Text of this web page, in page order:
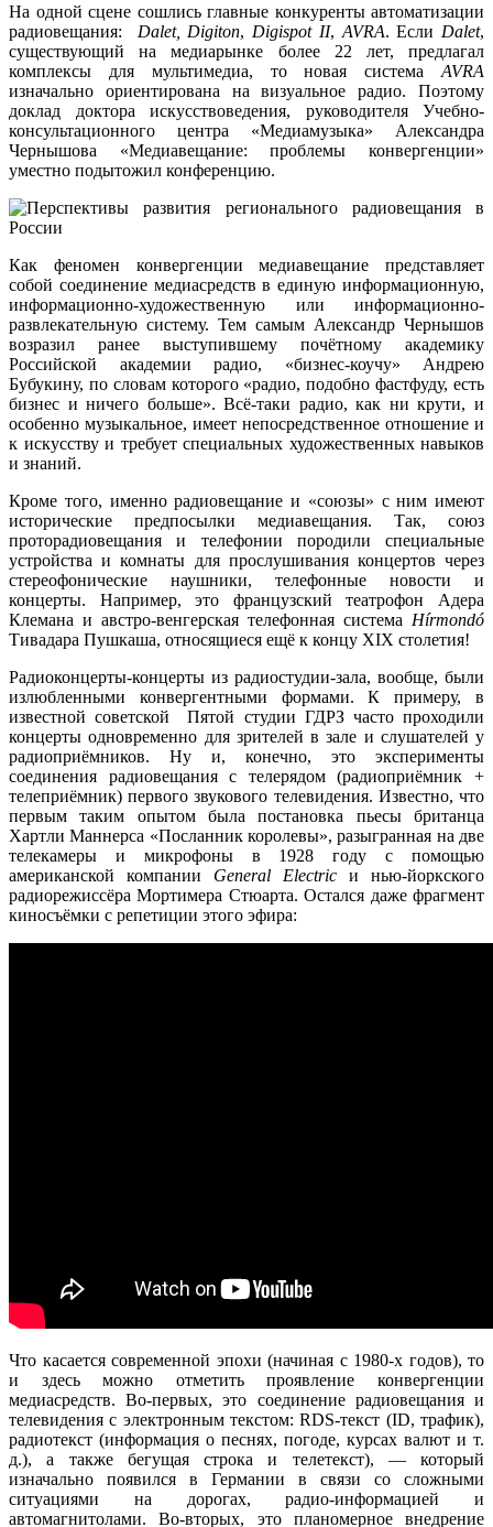
На одной сцене сошлись главные конкуренты автоматизации
радиовещания: Dalet, Digiton, Digispot II, AVRA. Если Dalet,
существующий на медиарынке более 22 лет, предлагал
комплексы для мультимедиа, то новая система AVRA
изначально ориентирована на визуальное радио. Поэтому
доклад доктора искусствоведения, руководителя Учебно-
консультационного центра «Медиамузыка» Александра
Чернышова «Медиавещание: проблемы конвергенции»
уместно подытожил конференцию.
Как феномен конвергенции медиавещание представляет
собой соединение медиасредств в единую информационную,
информационно-художественную или информационно-
развлекательную систему. Тем самым Александр Чернышов
возразил ранее выступившему почётному академику
Российской академии радио, «бизнес-коучу» Андрею
Бубукину, по словам которого «радио, подобно фастфуду, есть
бизнес и ничего больше». Всё-таки радио, как ни крути, и
особенно музыкальное, имеет непосредственное отношение и
к искусству и требует специальных художественных навыков
и знаний.
Кроме того, именно радиовещание и «союзы» с ним имеют
исторические предпосылки медиавещания. Так, союз
проторадиовещания и телефонии породили специальные
устройства и комнаты для прослушивания концертов через
стереофонические наушники, телефонные новости и
концерты. Например, это французский театрофон Адера
Клемана и австро-венгерская телефонная система Hírmondó
Тивадара Пушкаша, относящиеся ещё к концу XIX столетия!
Радиоконцерты-концерты из радиостудии-зала, вообще, были
излюбленными конвергентными формами. К примеру, в
известной советской Пятой студии ГДРЗ часто проходили
концерты одновременно для зрителей в зале и слушателей у
радиоприёмников. Ну и, конечно, это эксперименты
соединения радиовещания с телерядом (радиоприёмник +
телеприёмник) первого звукового телевидения. Известно, что
первым таким опытом была постановка пьесы британца
Хартли Маннерса «Посланник королевы», разыгранная на две
телекамеры и микрофоны в 1928 году с помощью
американской компании General Electric и нью-йоркского
радиорежиссёра Мортимера Стюарта. Остался даже фрагмент
киносъёмки с репетиции этого эфира:
Что касается современной эпохи (начиная с 1980-х годов), то
и здесь можно отметить проявление конвергенции
медиасредств. Во-первых, это соединение радиовещания и
телевидения с электронным текстом: RDS-текст (ID, трафик),
радиотекст (информация о песнях, погоде, курсах валют и т.
д.), а также бегущая строка и телетекст), — который
изначально появился в Германии в связи со сложными
ситуациями на дорогах, радио-информацией и
автомагнитолами. Во-вторых, это планомерное внедрение